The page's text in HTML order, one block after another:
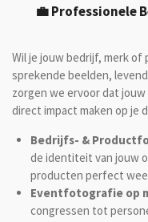
💼 Professionele
Wil je jouw bedrijf, merk
sprekende beelden,
zorgen we ervoor dat
direct impact maken op je
Bedrijfs- &
de identiteit van jouw
producten perfect
Eventfotografie op
congressen tot